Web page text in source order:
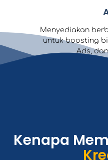
Menyediakan
untuk boosting
Ads,
Kenapa